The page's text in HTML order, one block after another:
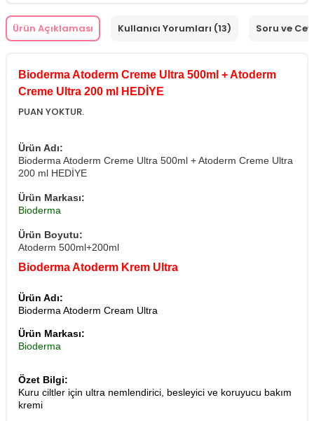
Ürün Açıklaması Kullanıcı Yorumları (13) Soru ve
Bioderma Atoderm Creme Ultra 500ml + Atoderm
Creme Ultra 200 ml HEDİYE
PUAN YOKTUR.
Ürün Adı:
Bioderma Atoderm Creme Ultra 500ml + Atoderm Creme Ultra
200 ml HEDİYE
Ürün Markası:
Bioderma
Ürün Boyutu:
Atoderm 500ml+200ml
Bioderma Atoderm Krem Ultra
Ürün Adı:
Bioderma Atoderm Cream Ultra
Ürün Markası:
Bioderma
Özet Bilgi:
Kuru ciltler için ultra nemlendirici, besleyici ve koruyucu bakım
kremi